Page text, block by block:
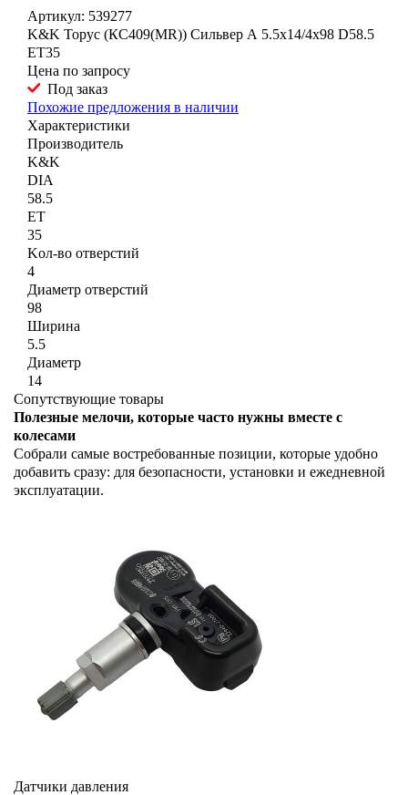
Артикул: 539277
K&K Торус (КС409(MR)) Сильвер А 5.5x14/4x98 D58.5
ET35
Цена по запросу
Под заказ
Похожие предложения в наличии
Характеристики
Производитель
K&K
DIA
58.5
ET
35
Kол-во отверстий
4
Диаметр отверстий
98
Ширина
5.5
Диаметр
14
Сопутствующие товары
Полезные мелочи, которые часто нужны вместе с
колесами
Собрали самые востребованные позиции, которые удобно
добавить сразу: для безопасности, установки и ежедневной
эксплуатации.
Датчики давления